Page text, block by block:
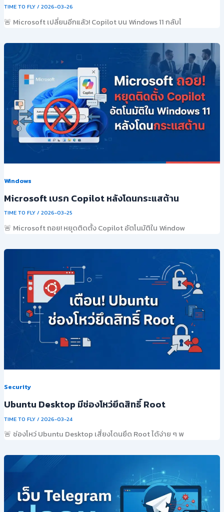
TIME TO FLY/ 2026-03-26
🚨 Microsoft เปลี่ยนอีกแล้ว! Copilot บน Windows 11 กลับไ
Windows
Microsoft เบรก Copilot หลังโดนกระแสต้าน
TIME TO FLY/ 2026-03-25
🚨 Microsoft ถอย! หยุดติดตั้ง Copilot อัตโนมัติใน Window
Security
Ubuntu Desktop มีช่องโหว่ยึดสิทธิ์ Root
TIME TO FLY/ 2026-03-24
🚨 ช่องโหว่ Ubuntu Desktop เสี่ยงโดนยึด Root ได้ง่าย ๆ พ